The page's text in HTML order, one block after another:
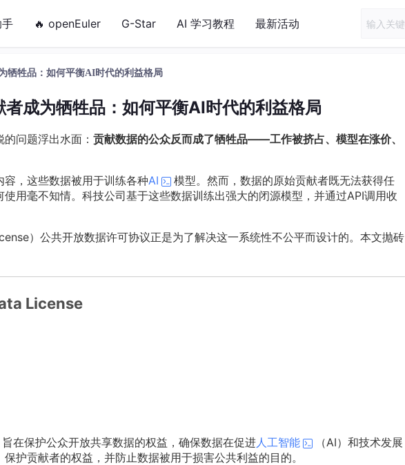
🔥 openEuler G-Star AI 学习教程 最新活动
牺牲品：如何平衡AI时代的利益格局
者成为牺牲品：如何平衡AI时代的利益格局
问题浮出水面： 贡献数据的公众反而成了牺牲品——工作被挤占、模型在涨价、
，这些数据被用于训练各种AI
模型。然而，数据的原始贡献者既无法获得任
用毫不知情。科技公司基于这些数据训练出强大的闭源模型，并通过API调用收
）公共开放数据许可协议正是为了解决这一系统性不公平而设计的。本文抛砖
License
在保护公众开放共享数据的权益，确保数据在促进人工智能
（AI）和技术发展
护贡献者的权益，并防止数据被用于损害公共利益的目的。